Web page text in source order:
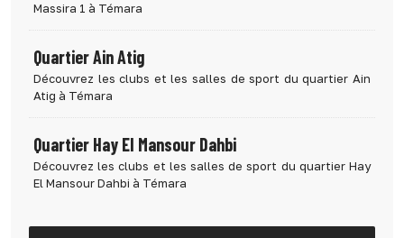
Massira 1 à Témara
Quartier Ain Atig
Découvrez les clubs et les salles de sport du quartier Ain
Atig à Témara
Quartier Hay El Mansour Dahbi
Découvrez les clubs et les salles de sport du quartier Hay
El Mansour Dahbi à Témara